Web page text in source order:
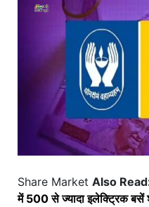
Share Market Also
में 500 से ज्यादा इलेक्ट्रिक बसें